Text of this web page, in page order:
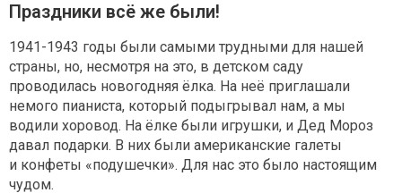
Праздники всё же были!
1941-1943 годы были самыми трудными для нашей
страны, но, несмотря на это, в детском саду
проводилась новогодняя ёлка. На неё приглашали
немого пианиста, который подыгрывал нам, а мы
водили хоровод. На ёлке были игрушки, и Дед Мороз
давал подарки. В них были американские галеты
и конфеты «подушечки». Для нас это было настоящим
чудом.